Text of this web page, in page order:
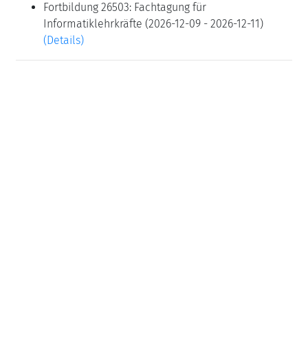
Fortbildung 26503: Fachtagung für
Informatiklehrkräfte (2026-12-09 - 2026-12-11)
(Details)